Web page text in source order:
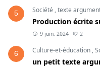
5 Société ,texte
Production écrite
9 juin, 2024 2
6 Culture-et-éducation ,
un petit texte